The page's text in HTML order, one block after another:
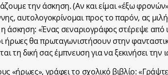
την άσκηση. (Αν και είμαι «έξω
αυτολογοκρίνομαι προς το παρόν, ας
η άσκηση: «Ένας σεναριογράφος στέρεψε από
ήρωες θα πρωταγωνιστήσουν στην
τη δική σας έμπνευση για να ξεκινήσει την
«ήρωες», γράφει το σχολικό βιβλίο: